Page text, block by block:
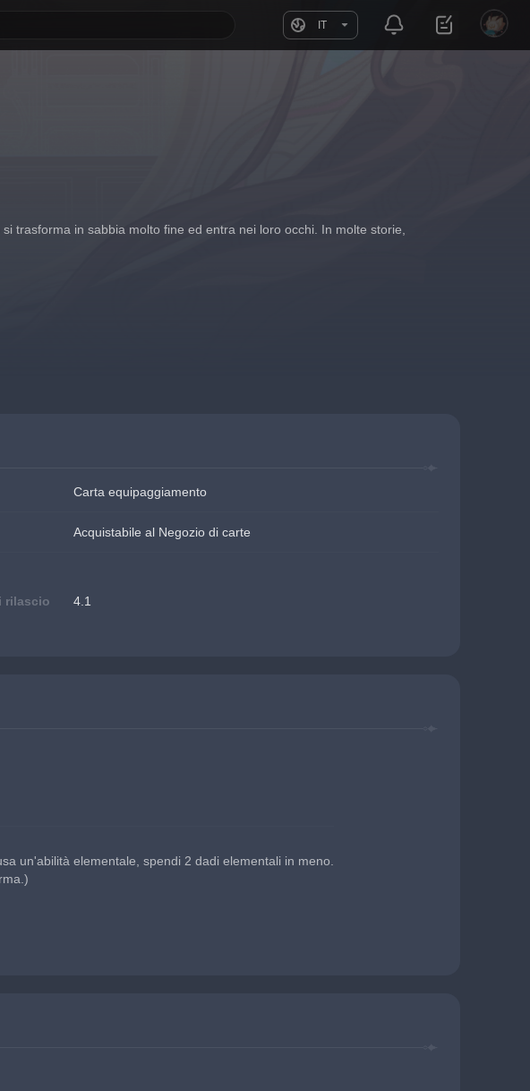
IT
trasforma in sabbia molto fine ed entra nei loro occhi. In molte storie,
Carta equipaggiamento
Acquistabile al Negozio di carte
rilascio 4.1
un'abilità elementale, spendi 2 dadi elementali in meno.